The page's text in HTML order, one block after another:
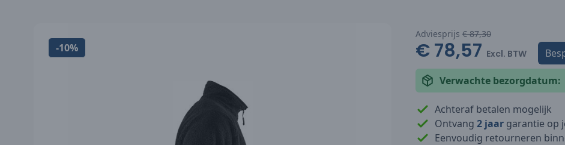
-10%
Adviesprijs € 87,30
€ 78,57 Excl. BTW
Verwachte bezorgdatum:
Achteraf betalen mogelijk
Ontvang 2 jaar garantie op
Eenvoudig retourneren